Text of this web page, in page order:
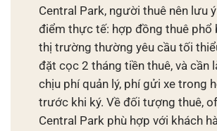
Central Park, người thuê nên lưu
điểm thực tế: hợp đồng thuê phổ
thị trường thường yêu cầu tối
đặt cọc 2 tháng tiền thuê, và cần
chịu phí quản lý, phí gửi xe trong
trước khi ký. Về đối tượng thuê,
Central Park phù hợp với khách